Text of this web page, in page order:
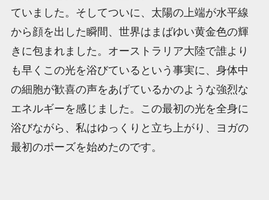
ていました。そしてついに、太陽の上端が水平線
から顔を出した瞬間、世界はまばゆい黄金色の輝
きに包まれました。オーストラリア大陸で誰より
も早くこの光を浴びているという事実に、身体中
の細胞が歓喜の声をあげているかのような強烈な
エネルギーを感じました。この最初の光を全身に
浴びながら、私はゆっくりと立ち上がり、ヨガの
最初のポーズを始めたのです。